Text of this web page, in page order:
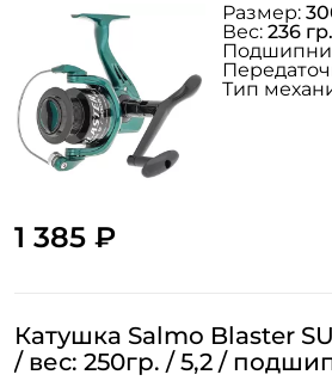
1 385 ₽
Размер:
Вес: 236 гр.
Тип
Катушка Salmo Blaster
/ вес: 250гр. / 5,2 /